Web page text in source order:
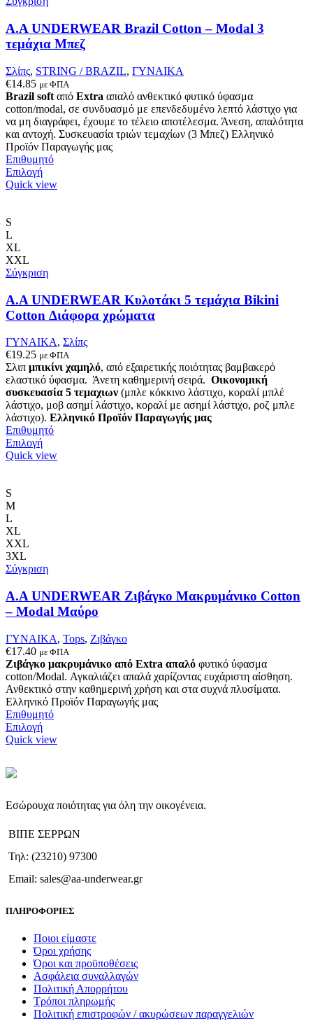
A.A UNDERWEAR Brazil Cotton – Modal 3
τεμάχια Μπεζ
Σλίπς, STRING / BRAZIL, ΓΥΝΑΙΚΑ
€14.85 με ΦΠΑ
Brazil soft από Extra απαλό ανθεκτικό φυτικό ύφασμα
cotton/modal, σε συνδυασμό με επενδεδυμένο λεπτό λάστιχο για
να μη διαγράφει, έχουμε το τέλειο αποτέλεσμα. Άνεση, απαλότητα
και αντοχή. Συσκευασία τριών τεμαχίων (3 Μπεζ) Ελληνικό
Προϊόν Παραγωγής μας
Επιθυμητό
ΕπιλογήΑυτό
το
μπορούν
επιλεγούν
στη
σελίδα
προϊόντος
Quick view
S
L
XL
XXL
Σύγκριση
A.A UNDERWEAR Κυλοτάκι 5 τεμάχια Bikini
Cotton Διάφορα χρώματα
ΓΥΝΑΙΚΑ, Σλίπς
€19.25 με ΦΠΑ
Σλιπ μπικίνι χαμηλό, από εξαιρετικής ποιότητας βαμβακερό
ελαστικό ύφασμα. Άνετη καθημερινή σειρά. Οικονομική
συσκευασία 5 τεμαχιων (μπλε κόκκινο λάστιχο, κοραλί μπλέ
λάστιχο, μοβ ασημί λάστιχο, κοραλί με ασημί λάστιχο, ροζ μπλε
λάστιχο). Ελληνικό Προϊόν Παραγωγής μας
Επιθυμητό
ΕπιλογήΑυτό
το
επιλεγούν
σελίδα
του
προϊόντος
Quick view
S
M
L
XL
XXL
3XL
Σύγκριση
Α.A UNDERWEAR Ζιβάγκο Μακρυμάνικο Cotton
– Modal Μαύρο
ΓΥΝΑΙΚΑ, Tops, Ζιβάγκο
€17.40 με ΦΠΑ
Ζιβάγκο μακρυμάνικο από Extra απαλό φυτικό ύφασμα
cotton/Modal. Αγκαλιάζει απαλά χαρίζοντας ευχάριστη αίσθηση.
Ανθεκτικό στην καθημερινή χρήση και στα συχνά πλυσίματα.
Ελληνικό Προϊόν Παραγωγής μας
Επιθυμητό
ΕπιλογήΑυτό
το
Οι
επιλογές
να
επιλεγούν
σελίδα
Quick view
Εσώρουχα ποιότητας για όλη την οικογένεια.
ΒΙΠΕ ΣΕΡΡΩΝ
Τηλ: (23210) 97300
Email: sales@aa-underwear.gr
ΠΛΗΡΟΦΟΡΙΕΣ
Ποιοι είμαστε
Όροι χρήσης
Όροι και προϋποθέσεις
Ασφάλεια συναλλαγών
Πολιτική Απορρήτου
Τρόποι πληρωμής
Πολιτική επιστροφών / ακυρώσεων παραγγελιών